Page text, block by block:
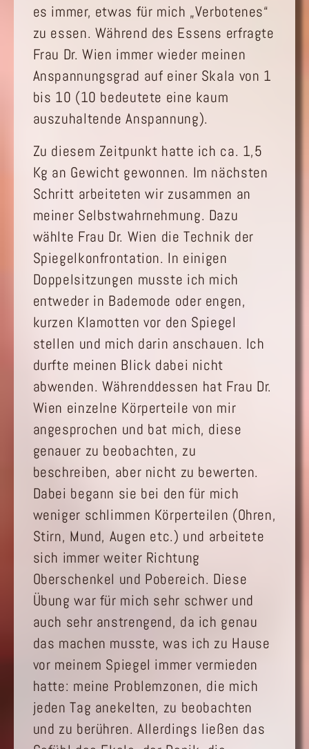
es immer, etwas für mich „Verbotenes“
zu essen. Während des Essens erfragte
Frau Dr. Wien immer wieder meinen
Anspannungsgrad auf einer Skala von 1
bis 10 (10 bedeutete eine kaum
auszuhaltende Anspannung).
Zu diesem Zeitpunkt hatte ich ca. 1,5
Kg an Gewicht gewonnen. Im nächsten
Schritt arbeiteten wir zusammen an
meiner Selbstwahrnehmung. Dazu
wählte Frau Dr. Wien die Technik der
Spiegelkonfrontation. In einigen
Doppelsitzungen musste ich mich
entweder in Bademode oder engen,
kurzen Klamotten vor den Spiegel
stellen und mich darin anschauen. Ich
durfte meinen Blick dabei nicht
abwenden. Währenddessen hat Frau Dr.
Wien einzelne Körperteile von mir
angesprochen und bat mich, diese
genauer zu beobachten, zu
beschreiben, aber nicht zu bewerten.
Dabei begann sie bei den für mich
weniger schlimmen Körperteilen (Ohren,
Stirn, Mund, Augen etc.) und arbeitete
sich immer weiter Richtung
Oberschenkel und Pobereich. Diese
Übung war für mich sehr schwer und
auch sehr anstrengend, da ich genau
das machen musste, was ich zu Hause
vor meinem Spiegel immer vermieden
hatte: meine Problemzonen, die mich
jeden Tag anekelten, zu beobachten
und zu berühren. Allerdings ließen das